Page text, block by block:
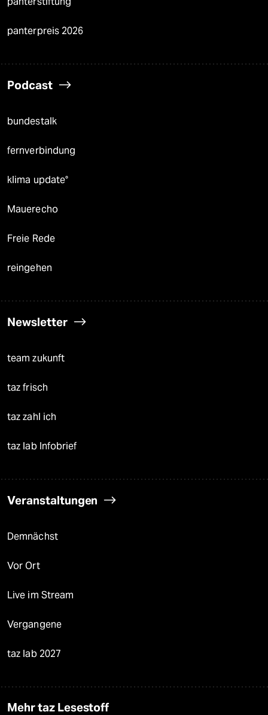
panterpreis 2026
Podcast
bundestalk
fernverbindung
klima update°
Mauerecho
Freie Rede
reingehen
Newsletter
team zukunft
taz frisch
taz zahl ich
taz lab Infobrief
Veranstaltungen
Demnächst
Vor Ort
Live im Stream
Vergangene
taz lab 2027
Mehr taz Lesestoff